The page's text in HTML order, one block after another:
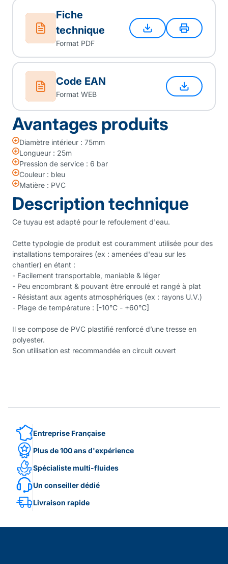
Fiche
technique
Format PDF
Code EAN
Format WEB
Avantages produits
Diamètre intérieur : 75mm
Longueur : 25m
Pression de service : 6 bar
Couleur : bleu
Matière : PVC
Description technique
Ce tuyau est adapté pour le refoulement d'eau.
Cette typologie de produit est couramment utilisée pour des
installations temporaires (ex : amenées d'eau sur les
chantier) en étant :
- Facilement transportable, maniable & léger
- Peu encombrant & pouvant être enroulé et rangé à plat
- Résistant aux agents atmosphériques (ex : rayons U.V.)
- Plage de température : [-10°C - +60°C]
Il se compose de PVC plastifié renforcé d’une tresse en
polyester.
Son utilisation est recommandée en circuit ouvert
Entreprise Française
Plus de 100 ans d'expérience
Spécialiste multi-fluides
Un conseiller dédié
Livraison rapide